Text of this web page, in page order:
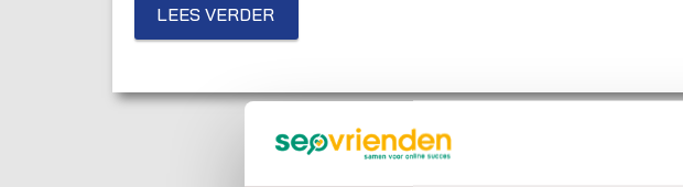
LEES VERDER